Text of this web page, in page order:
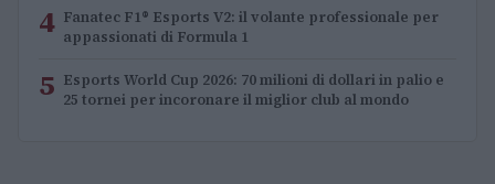
4 Fanatec F1® Esports V2: il volante professionale per
appassionati di Formula 1
5 Esports World Cup 2026: 70 milioni di dollari in palio e
25 tornei per incoronare il miglior club al mondo